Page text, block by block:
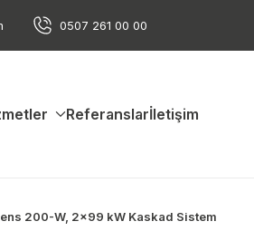
0507 261 00 00
Referanslarİletişim
200-W, 2x99 kW Kaskad Sistem